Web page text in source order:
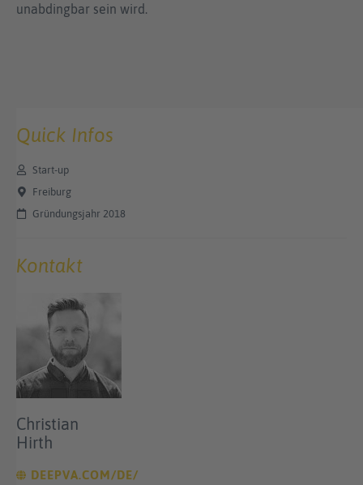
unabdingbar sein wird.
Quick Infos
Start-up
Freiburg
Gründungsjahr 2018
Kontakt
Christian
Hirth
DEEPVA.COM/DE/